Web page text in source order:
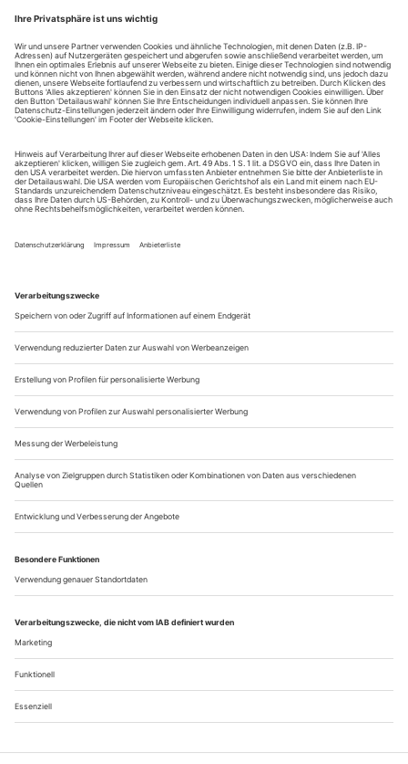
(«Weil Kakadus tanzen»), während andere auf der Hand
liegen («Weil man Körperbewusstsein entwickelt»). In elf
Kapiteln listet die Münchner...
Liebestöter
deufert&plischke missglückten Liebesgeschichten nachspüren. Was auf
der Probe charmant wirkte, ging bei der Premiere gründlich daneben.
«He did what he did. I did what I did. I am such an idiot! I
picked a fight. For no reason. For nothing», hallt es durch den
Kattrin Deufert und Thomas Plischke, kurz deufert&plischke.
Für seine partizipativen, mehrere Tageszeiten und ganze...
Altehrwürdig
... aber alles andere als verkrustet: Im kommenden Jahr feiert die
Royal Academy of Dance ihren 100. Geburtstag. Was bleibt und was
sich ändert, berichtet aus London Mike Dixon
Man vergisst allzu gern, dass die lebendige Tanzszene
Großbritanniens noch relativ jung ist. Auch wenn das
Romantische Ballett ab den 1840er-Jahren in London eine
Blütezeit erlebte – vor allem durch die Ballette Jules Perrots
(einschließlich des berühmten, für die Starballerinen seiner
Zeit geschaffenen «Pas de quatre») – hielt diese Hoch-Zeit
nicht einmal zwei...
Über uns Kontakt Kritikerumfrage Newsletter